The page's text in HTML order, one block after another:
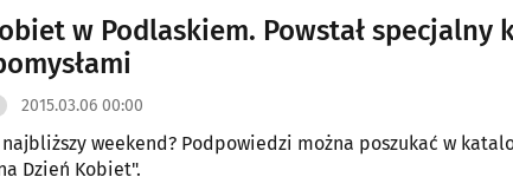
w Podlaskiem. Powstał specjalny
2015.03.06 00:00
weekend? Podpowiedzi można poszukać w
Dzień Kobiet".